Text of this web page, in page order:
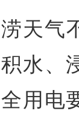
天气
水、
用电